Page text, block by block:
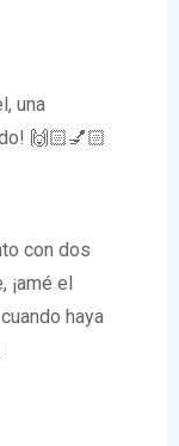
una
🙌🏻💅🏻
con dos
¡amé el
haya